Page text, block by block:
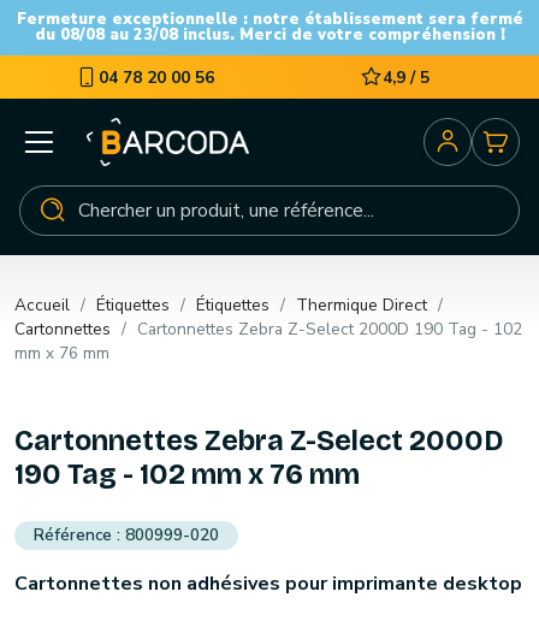
Fermeture exceptionnelle : notre établissement sera fermé
du 08/08 au 23/08 inclus. Merci de votre compréhension !
04 78 20 00 56 4,9 / 5
Accueil Étiquettes Étiquettes
Thermique Direct
Cartonnettes
Cartonnettes Zebra Z-Select 2000D 190 Tag - 102
mm x 76 mm
Cartonnettes Zebra Z-Select 2000D
190 Tag - 102 mm x 76 mm
800999-020
Cartonnettes non adhésives pour imprimante desktop